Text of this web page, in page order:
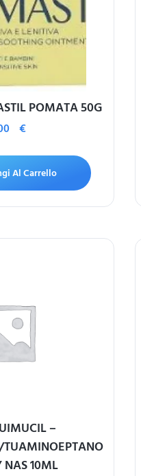
POMATA 50G
€
Al Carrello
–
NAS 10ML